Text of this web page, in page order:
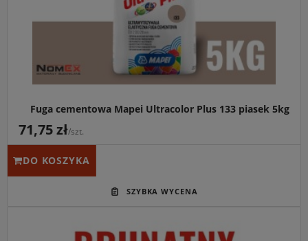
Fuga cementowa Mapei Ultracolor Plus 133 piasek 5kg
71,75 zł/szt.
DO KOSZYKA